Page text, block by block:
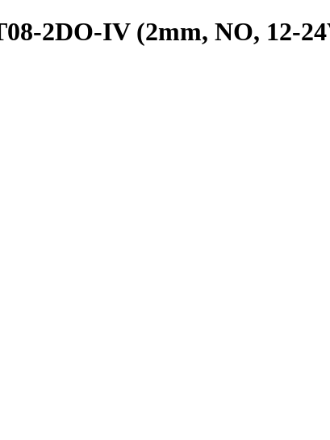
2DO-IV (2mm, NO, 12-